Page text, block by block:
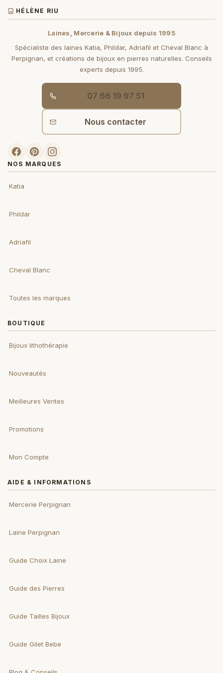
HÉLÈNE RIU
Laines, Mercerie & Bijoux depuis 1995
Spécialiste des laines Katia, Phildar, Adriafil et Cheval Blanc à
Perpignan, et créations de bijoux en pierres naturelles. Conseils
experts depuis 1995.
07 66 19 97 51
Nous contacter
NOS MARQUES
Katia
Phildar
Adriafil
Cheval Blanc
Toutes les marques
BOUTIQUE
Bijoux lithothérapie
Nouveautés
Meilleures Ventes
Promotions
Mon Compte
AIDE & INFORMATIONS
Mercerie Perpignan
Laine Perpignan
Guide Choix Laine
Guide des Pierres
Guide Tailles Bijoux
Guide Gilet Bebe